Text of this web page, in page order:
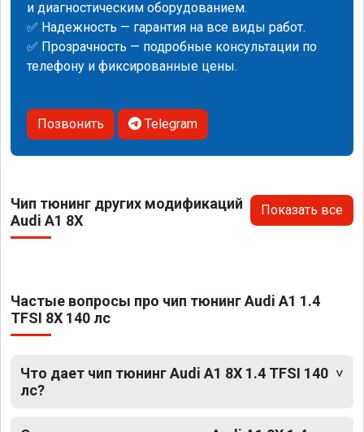
и диагностическим оборудованием.
✅ Надежность — гарантия на все виды работ.
✅ Прозрачность — подробные консультации по
телефону и фиксированные цены.
Позвонить Telegram
Чип тюнинг других модификаций
Audi A1 8X
Показать все
Частые вопросы про чип тюнинг Audi A1 1.4
TFSI 8X 140 лс
Что дает чип тюнинг Audi A1 8X 1.4 TFSI 140
лс?